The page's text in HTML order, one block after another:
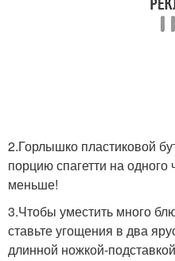
2.Горлышко пластиковой
порцию спагетти на
меньше!
3.Чтобы уместить много
ставьте угощения в два
длинной ножкой-